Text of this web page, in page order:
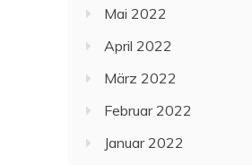
Mai 2022
April 2022
März 2022
Februar 2022
Januar 2022